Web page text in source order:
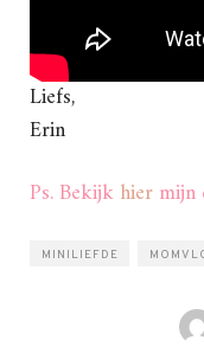
Liefs,
Erin
Ps. Bekijkhiermijn
MINILIEFDE